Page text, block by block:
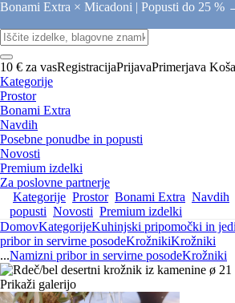
Bonami Extra × Micadoni | Popusti do 25 %
10 € za vasRegistracijaPrijavaPrimerjava
Kategorije
Prostor
Bonami Extra
Navdih
Posebne ponudbe in popusti
Novosti
Premium izdelki
Za poslovne partnerje
Kategorije Prostor Bonami Extra Navdih
popusti Novosti Premium izdelki
DomovKategorijeKuhinjski pripomočki in
pribor in servirne posodeKrožnikiKrožniki
...Namizni pribor in servirne posodeKrožniki
Prikaži galerijo